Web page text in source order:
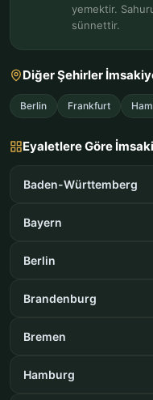
yemektir.
sünnettir.
Diğer Şehirler
Berlin Frankfurt
Eyaletlere Göre
Baden-Württemberg
Bayern
Berlin
Brandenburg
Bremen
Hamburg